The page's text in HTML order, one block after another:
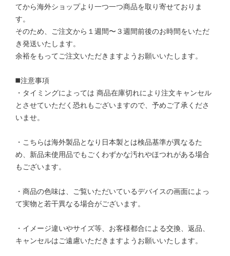
てから海外ショップより一つ一つ商品を取り寄せておりま
す。
そのため、ご注文から１週間〜３週間前後のお時間をいただ
き発送いたします。
余裕をもってご注文いただきますようお願いいたします。
◼️注意事項
・タイミングによっては 商品在庫切れにより注文キャンセル
とさせていただく恐れもございますので、予めご了承くださ
いませ。
・こちらは海外製品となり日本製とは検品基準が異なるた
め、新品未使用品でもごくわずかな汚れやほつれがある場合
もございます。
・商品の色味は、ご覧いただいているデバイスの画面によっ
て実物と若干異なる場合がございます。
・イメージ違いやサイズ等、お客様都合による交換、返品、
キャンセルはご遠慮いただきますようお願いいたします。